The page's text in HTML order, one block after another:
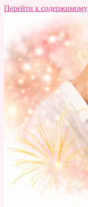
Перейти к содержимому